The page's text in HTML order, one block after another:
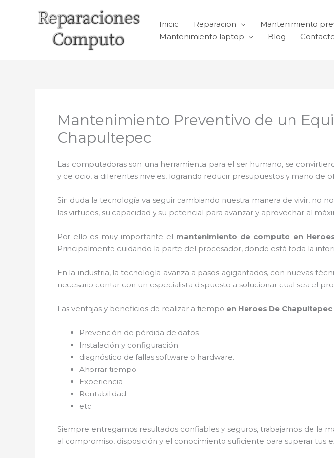
Inicio Reparacion Mantenimiento
Mantenimiento laptop
Blog Contacto
Mantenimiento Preventivo de un
Chapultepec
Las computadoras son una herramienta para el ser humano, se
y de ocio, a diferentes niveles, logrando reducir presupuestos y mano de
Sin duda la tecnología va seguir cambiando nuestra manera de vivir, no
las virtudes, su capacidad y su potencial para avanzar y aprovechar al
Por ello es muy importante el mantenimiento de computo en
Principalmente cuidando la parte del procesador, donde está toda la
En la industria, la tecnología avanza a pasos agigantados, con nuevas
necesario contar con un especialista dispuesto a solucionar cual sea el
Las ventajas y beneficios de realizar a tiempo en Heroes De Chapultepec
Prevención de pérdida de datos
Instalación y configuración
diagnóstico de fallas software o hardware.
Ahorrar tiempo
Experiencia
Rentabilidad
etc
Siempre entregamos resultados confiables y seguros, trabajamos de la
al compromiso, disposición y el conocimiento suficiente para superar tus